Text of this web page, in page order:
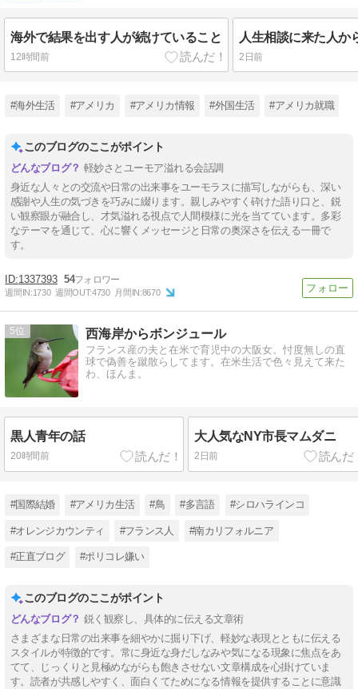
海外で結果を出す人が続けていること
12時間前
人生相談に来た人か
2日前
#海外生活 #アメリカ #アメリカ情報 #外国生活 #アメリカ就職
このブログのここがポイント
軽妙さとユーモア溢れる会話調
身近な人々との交流や日常の出来事をユーモラスに描写しながらも、深い
感謝や人生の気づきを巧みに綴ります。親しみやすく砕けた語り口と、鋭
い観察眼が融合し、才気溢れる視点で人間模様に光を当てています。多彩
なテーマを通じて、心に響くメッセージと日常の奥深さを伝える一冊で
す。
1337393 54
週間IN:1730 週間OUT:4730 月間IN:8670
5 西海岸からボンジュール
フランス産の夫と在米で育児中の大阪女。忖度無しの直
球で偽善を蹴散らしてます。在米生活で色々見えて来た
わ、ほんま。
黒人青年の話
20時間前
大人気なNY市長マムダニ
2日前
#国際結婚 #アメリカ生活 #鳥 #多言語 #シロハラインコ
#オレンジカウンティ #フランス人 #南カリフォルニア
#正直ブログ #ポリコレ嫌い
このブログのここがポイント
鋭く観察し、具体的に伝える文章術
さまざまな日常の出来事を細やかに掘り下げ、軽妙な表現とともに伝える
スタイルが特徴的です。常に身近な身だしなみや気になる現象に焦点をあ
てて、じっくりと見極めながらも飽きさせない文章構成を心掛けていま
す。読者が共感しやすく、面白くてためになる情報を提供することに意識